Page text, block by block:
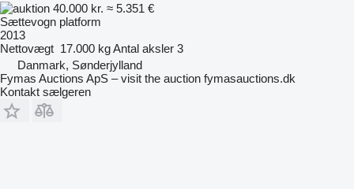
40.000 kr. ≈ 5.351 €
Sættevogn platform
2013
Nettovægt 17.000 kgAntal aksler 3
Danmark, Sønderjylland
Fymas Auctions ApS – visit the auction fymasauctions.dk
Kontakt sælgeren